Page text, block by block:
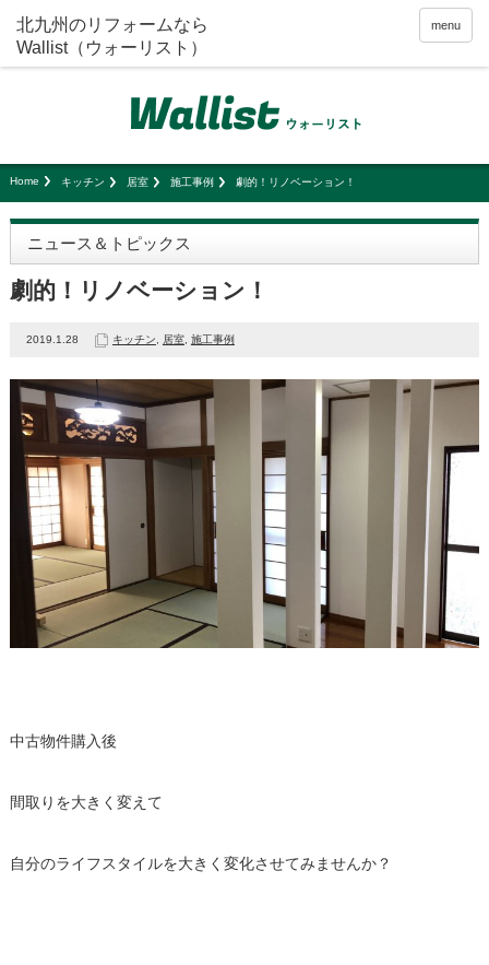
menu
Home キッチン 居室 施工事例 劇的！リノベーション！
ニュース＆トピックス
劇的！リノベーション！
2019.1.28 キッチン 居室, 施工事例
中古物件購入後
間取りを大きく変えて
自分のライフスタイルを大きく変化させてみませんか？